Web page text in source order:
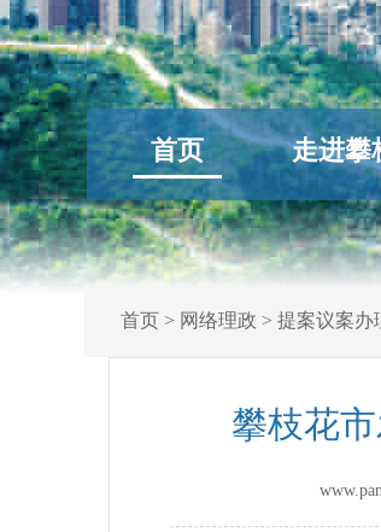
首页 走进攀
首页> 网络理政 > 提案议案办
攀枝花